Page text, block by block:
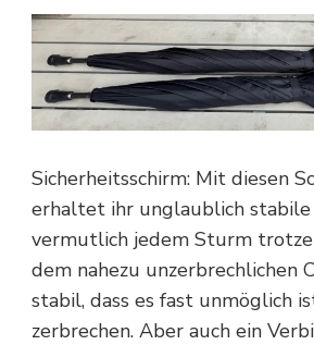
Sicherheitsschirm: Mit diesen
erhaltet ihr unglaublich stabile
vermutlich jedem Sturm
dem nahezu unzerbrechlichen
stabil, dass es fast unmöglich
zerbrechen. Aber auch ein